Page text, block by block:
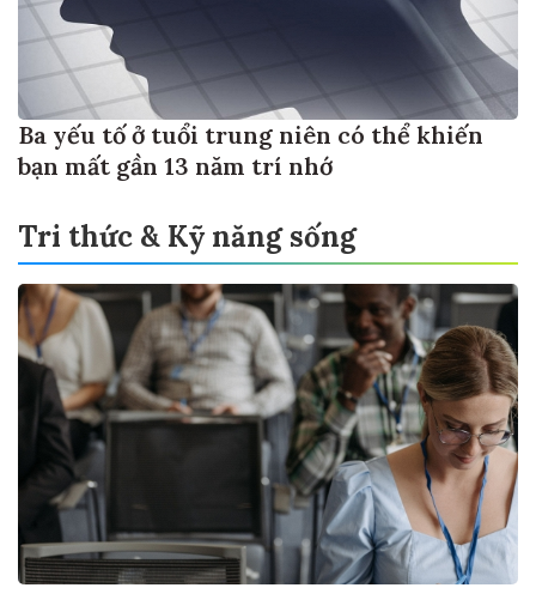
Ba yếu tố ở tuổi trung niên có thể khiến
bạn mất gần 13 năm trí nhớ
Tri thức & Kỹ năng sống